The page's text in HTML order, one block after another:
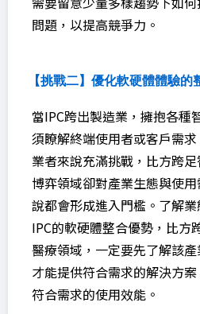
問題，以提高競爭力。
【挑戰二】優化軟硬體體驗的
當IPC跨出製造業，擁抱各種
須瞭解終端使用者或客戶需
業者來說充滿挑戰，比方跨
博弈領域卻對產業生態與使
說都會形成進入門檻。了解
IPC的軟硬體整合優勢，比方
醫療領域，一定要先了解該產
才能提供符合需求的解決方
符合需求的使用效能。